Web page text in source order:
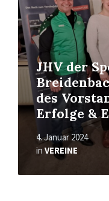
JHV der
des
Erfolge &
4. Januar 2024
in VEREINE